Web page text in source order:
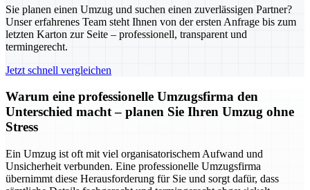
Sie planen einen Umzug und suchen einen zuverlässigen Partner?
Unser erfahrenes Team steht Ihnen von der ersten Anfrage bis zum
letzten Karton zur Seite – professionell, transparent und
termingerecht.
Jetzt schnell vergleichen
Warum eine professionelle Umzugsfirma den
Unterschied macht – planen Sie Ihren Umzug ohne
Stress
Ein Umzug ist oft mit viel organisatorischem Aufwand und
Unsicherheit verbunden. Eine professionelle Umzugsfirma
übernimmt diese Herausforderung für Sie und sorgt dafür, dass